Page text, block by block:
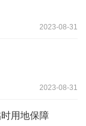
2023-08-31
2023-08-31
用地保障